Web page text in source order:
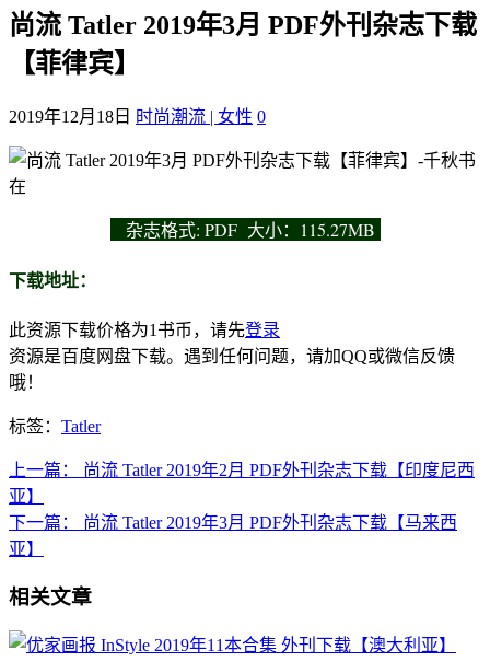
尚流 Tatler 2019年3月 PDF外刊杂志下载
【菲律宾】
2019年12月18日 时尚潮流 | 女性 0
杂志格式: PDF 大小：115.27MB
下载地址：
此资源下载价格为1 书币，请先登录
资源是百度网盘下载。遇到任何问题，请加QQ或微信反馈
哦！
标签： Tatler
上一篇：
尚流 Tatler 2019年2月 PDF外刊杂志下载【印度尼西
亚】
下一篇：
尚流 Tatler 2019年3月 PDF外刊杂志下载【马来西
亚】
相关文章